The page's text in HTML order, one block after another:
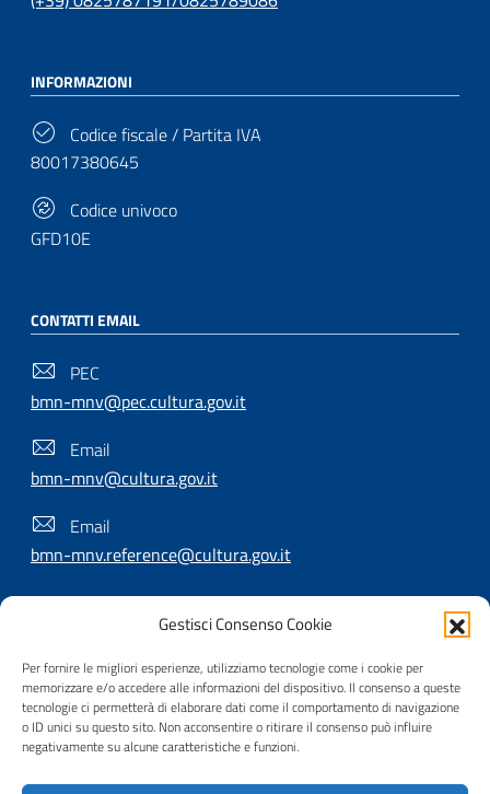
Gestisci Consenso Cookie
Per fornire le migliori esperienze, utilizziamo tecnologie come i cookie per
memorizzare e/o accedere alle informazioni del dispositivo. Il consenso a queste
tecnologie ci permetterà di elaborare dati come il comportamento di navigazione
o ID unici su questo sito. Non acconsentire o ritirare il consenso può influire
negativamente su alcune caratteristiche e funzioni.
INFORMAZIONI
Codice fiscale / Partita IVA
80017380645
Codice univoco
GFD10E
CONTATTI EMAIL
PEC
bmn-mnv@pec.cultura.gov.it
Email
bmn-mnv@cultura.gov.it
Email
bmn-mnv.reference@cultura.gov.it
Useful Links Section
Privacy | Cookie policy | Contatti |
accessibilità | Crediti | Nota di copyright | Realizzato da